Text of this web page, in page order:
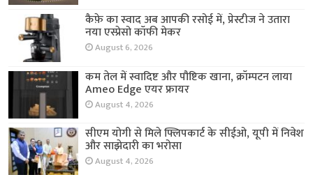
कैफ़े का स्वाद अब आपकी रसोई में, प्रेस्टीज ने उतारा
नया एस्प्रेसो कॉफी मेकर
August 6, 2026
कम तेल में स्वादिष्ट और पौष्टिक खाना, क्रॉम्पटन लाया
Ameo Edge एयर फ्रायर
August 4, 2026
सीएम योगी से मिले फ्लिपकार्ट के सीईओ, यूपी में निवेश
और साझेदारी का भरोसा
August 4, 2026